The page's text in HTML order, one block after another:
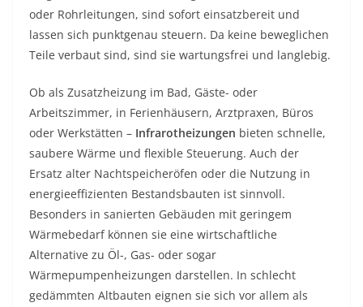
oder Rohrleitungen, sind sofort einsatzbereit und
lassen sich punktgenau steuern. Da keine beweglichen
Teile verbaut sind, sind sie wartungsfrei und langlebig.
Ob als Zusatzheizung im Bad, Gäste- oder
Arbeitszimmer, in Ferienhäusern, Arztpraxen, Büros
oder Werkstätten – Infrarotheizungen bieten schnelle,
saubere Wärme und flexible Steuerung. Auch der
Ersatz alter Nachtspeicheröfen oder die Nutzung in
energieeffizienten Bestandsbauten ist sinnvoll.
Besonders in sanierten Gebäuden mit geringem
Wärmebedarf können sie eine wirtschaftliche
Alternative zu Öl-, Gas- oder sogar
Wärmepumpenheizungen darstellen. In schlecht
gedämmten Altbauten eignen sie sich vor allem als